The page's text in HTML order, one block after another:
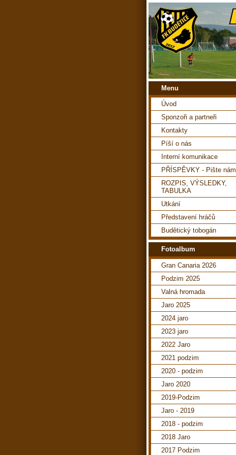
Menu
Úvod
Sponzoři a partneři
Kontakty
Píší o nás
Interní komunikace
PŘÍSPĚVKY - Pište nám
ROZPIS, VÝSLEDKY,
TABULKA
Utkání
Představení hráčů
Budětický tobogán
Fotoalbum
Gran Canaria 2026
Podzim 2025
Valná hromada
Jaro 2025
2024 jaro
2023 jaro
2022 Jaro
2021 podzim
2020 - podzim
Jaro 2020
2019-Podzim
Jaro - 2019
2018 - podzim
2018 Jaro
2017 Podzim